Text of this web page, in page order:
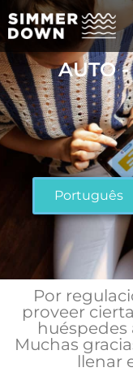
AUTO -
Português
Por
proveer
Muchas
llenar